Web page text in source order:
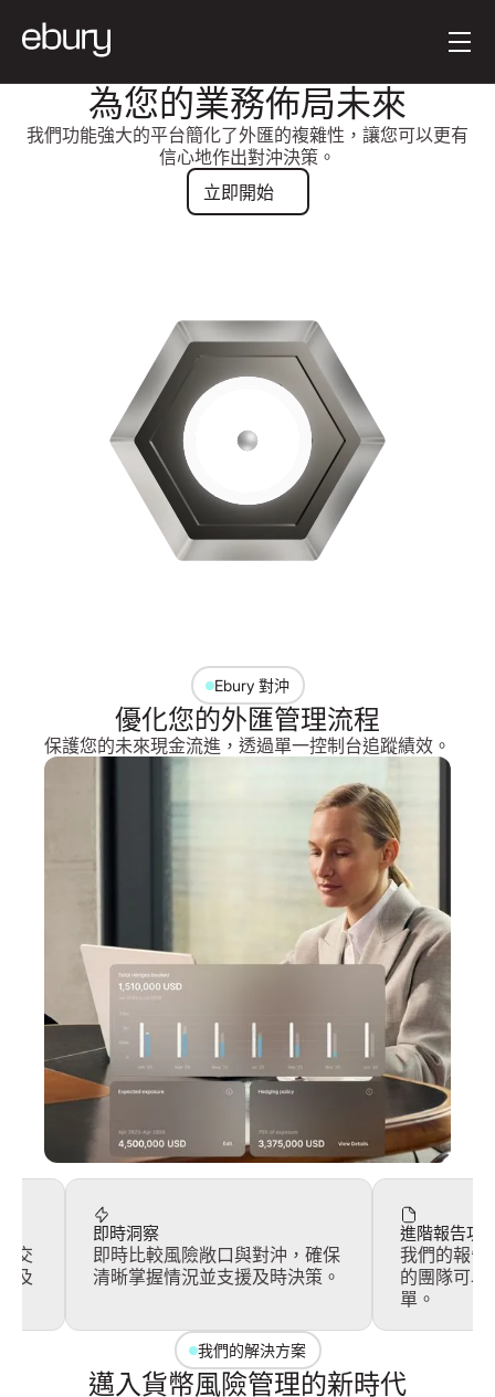
為您的業務佈局未來
我們功能強大的平台簡化了外匯的複雜性，讓您可以更有
信心地作出對沖決策。
立即開始
立即開始
Ebury 對沖
優化您的外匯管理流程
保護您的未來現金流進，透過單一控制台追蹤績效。
交
及
即時洞察
即時比較風險敞口與對沖，確保
清晰掌握情況並支援及時決策。
進階報告功
我們的報告
的團隊可以
單。
我們的解決方案
邁入貨幣風險管理的新時代